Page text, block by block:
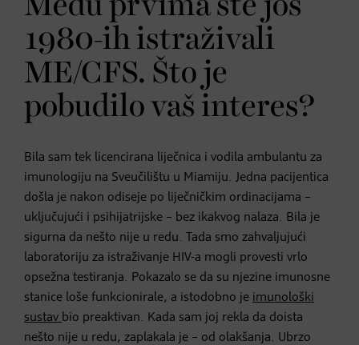
Među prvima ste još
1980-ih istraživali
ME/CFS. Što je
pobudilo vaš interes?
Bila sam tek licencirana liječnica i vodila ambulantu za
imunologiju na Sveučilištu u Miamiju. Jedna pacijentica
došla je nakon odiseje po liječničkim ordinacijama –
uključujući i psihijatrijske – bez ikakvog nalaza. Bila je
sigurna da nešto nije u redu. Tada smo zahvaljujući
laboratoriju za istraživanje HIV-a mogli provesti vrlo
opsežna testiranja. Pokazalo se da su njezine imunosne
stanice loše funkcionirale, a istodobno je imunološki
sustav bio preaktivan. Kada sam joj rekla da doista
nešto nije u redu, zaplakala je – od olakšanja. Ubrzo